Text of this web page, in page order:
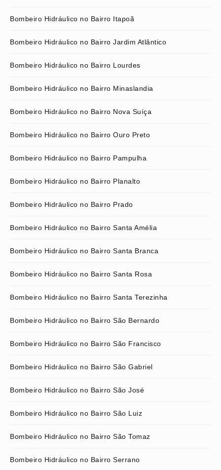
Bombeiro Hidráulico no Bairro Itapoã
Bombeiro Hidráulico no Bairro Jardim Atlântico
Bombeiro Hidráulico no Bairro Lourdes
Bombeiro Hidráulico no Bairro Minaslandia
Bombeiro Hidráulico no Bairro Nova Suíça
Bombeiro Hidráulico no Bairro Ouro Preto
Bombeiro Hidráulico no Bairro Pampulha
Bombeiro Hidráulico no Bairro Planalto
Bombeiro Hidráulico no Bairro Prado
Bombeiro Hidráulico no Bairro Santa Amélia
Bombeiro Hidráulico no Bairro Santa Branca
Bombeiro Hidráulico no Bairro Santa Rosa
Bombeiro Hidráulico no Bairro Santa Terezinha
Bombeiro Hidráulico no Bairro São Bernardo
Bombeiro Hidráulico no Bairro São Francisco
Bombeiro Hidráulico no Bairro São Gabriel
Bombeiro Hidráulico no Bairro São José
Bombeiro Hidráulico no Bairro São Luiz
Bombeiro Hidráulico no Bairro São Tomaz
Bombeiro Hidráulico no Bairro Serrano